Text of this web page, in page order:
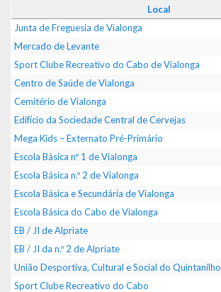
Local
Junta de Freguesia de Vialonga
Mercado de Levante
Sport Clube Recreativo do Cabo de Vialonga
Centro de Saúde de Vialonga
Cemitério de Vialonga
Edifício da Sociedade Central de Cervejas
Mega Kids – Externato Pré-Primário
Escola Básica nº 1 de Vialonga
Escola Básica n.º 2 de Vialonga
Escola Básica e Secundária de Vialonga
Escola Básica do Cabo de Vialonga
EB / JI de Alpriate
EB / JI da n.º 2 de Alpriate
União Desportiva, Cultural e Social do Quintanilho
Sport Clube Recreativo do Cabo